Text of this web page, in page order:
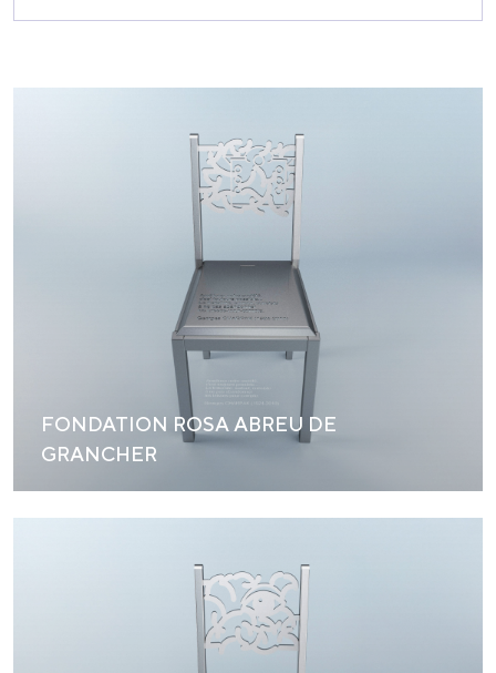
FONDATION ROSA ABREU DE
GRANCHER